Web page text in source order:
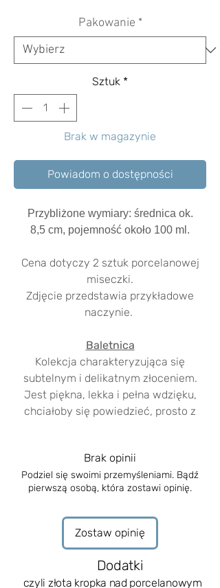
Pakowanie *
Sztuk *
Brak w magazynie
Powiadom o dostępności
Przybliżone wymiary: średnica ok.
8,5 cm, pojemność około 100 ml.
Cena dotyczy 2 sztuk porcelanowej
miseczki.
Zdjęcie przedstawia przykładowe
naczynie.
Baletnica
Kolekcja charakteryzująca się
subtelnym i delikatnym złoceniem.
Jest piękna, lekka i pełna wdzięku,
chciałoby się powiedzieć, prosto z
Niepowtarzalność ręcznego
tworzenia
Powierzchnia naczynia jest nierówna i
opuszkami palców. Jej grubość i
krzywizny pokazują, z jaką pasją
została zrobiona. Każde naczynie
wykonane jest ręcznie i dzięki temu
Brak opinii
Podziel się swoimi przemyśleniami. Bądź
pierwszą osobą, która zostawi opinię.
Zostaw opinię
Dodatki
czyli złota kropka nad porcelanowym